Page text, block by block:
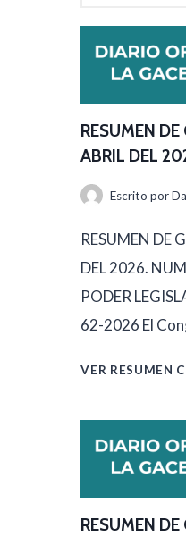
RESUMEN
ABRIL DEL
Escrito por
RESUMEN DE
DEL 2026.
PODER
62-2026 El
VER RESUMEN
RESUMEN